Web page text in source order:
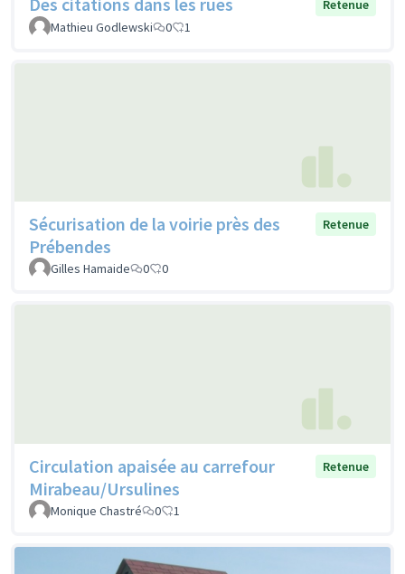
Retenue
Mathieu Godlewski
0 1
Sécurisation de la voirie près des
Prébendes
Retenue
Gilles Hamaide 0 0
Circulation apaisée au carrefour
Mirabeau/Ursulines
Retenue
Monique Chastré 0 1